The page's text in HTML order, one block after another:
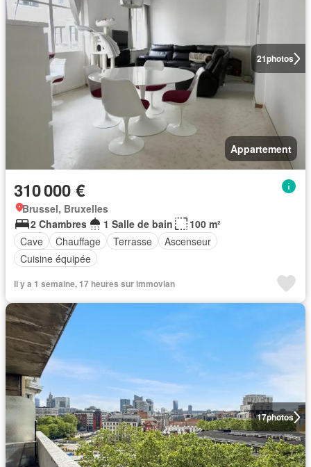
21photos
Appartement
310 000 €
Brussel, Bruxelles
2 Chambres
1 Salle de bain
100 m²
Cave
Chauffage Terrasse
Ascenseur
Cuisine équipée
Il y a 1 semaine, 17 heures sur immovlan
17photos